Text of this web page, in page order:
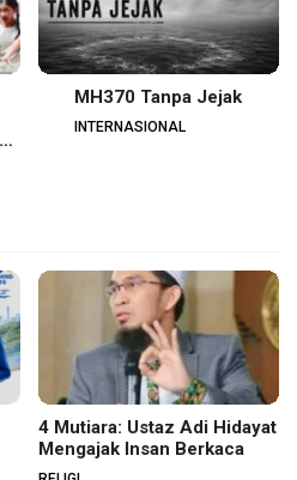
MH370 Tanpa Jejak
INTERNASIONAL
4 Mutiara: Ustaz Adi Hidayat
Mengajak Insan Berkaca